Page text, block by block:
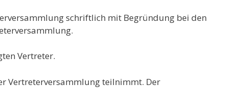
schriftlich mit Begründung bei den
Vertreter.
Vertreterversammlung teilnimmt. Der